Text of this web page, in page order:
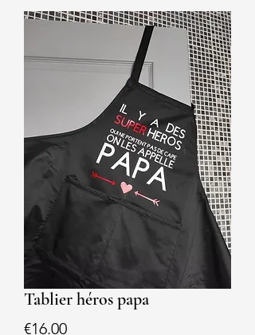
Tablier héros papa
€16.00Price